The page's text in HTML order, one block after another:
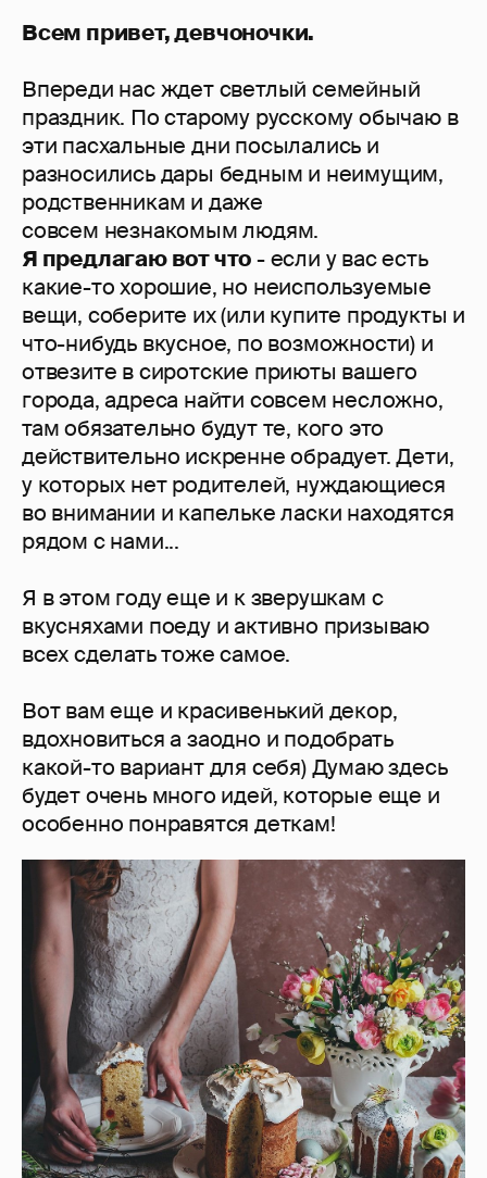
Всем привет, девчоночки.
Впереди нас ждет светлый семейный
праздник. По старому русскому обычаю в
эти пасхальные дни посылались и
разносились дары бедным и неимущим,
родственникам и даже
совсем незнакомым людям.
Я предлагаю вот что- если у вас есть
какие-то хорошие, но неиспользуемые
вещи, соберите их (или купите продукты и
что-нибудь вкусное, по возможности) и
отвезите в сиротские приюты вашего
города, адреса найти совсем несложно,
там обязательно будут те, кого это
действительно искренне обрадует. Дети,
у которых нет родителей, нуждающиеся
во внимании и капельке ласки находятся
рядом с нами...
Я в этом году еще и к зверушкам с
вкусняхами поеду и активно призываю
всех сделать тоже самое.
Вот вам еще и красивенький декор,
вдохновиться а заодно и подобрать
какой-то вариант для себя) Думаю здесь
будет очень много идей, которые еще и
особенно понравятся деткам!